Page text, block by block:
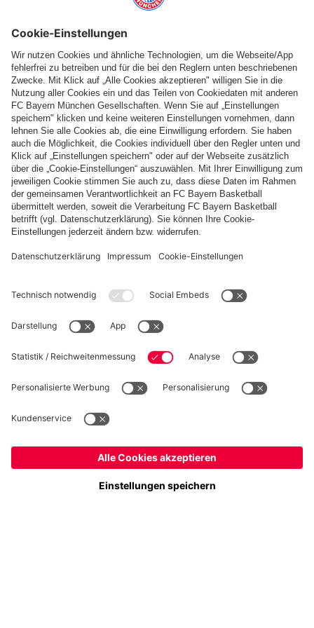
Folge uns
Zahlung & Lieferung
FC Bayern Store App
WIDERRUF
Datenschutz
Cookie Details
Preise inklusive MwSt. und zzgl. Versandkosten
© FC Bayern München AG
FC Bayern München AG, Säbener Str. 51-57, 81547 München
Ja,Deutschland, um dorthin zu liefern!
Nein,Global, um dorthin zu liefern!